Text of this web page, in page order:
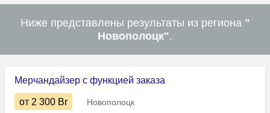
Ниже представлены результаты из региона "
Новополоцк".
Мерчандайзер с функцией заказа
от 2 300 Br
Новополоцк